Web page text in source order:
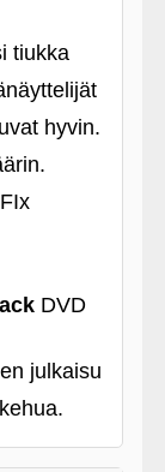
tiukka
hyvin.
DVD
julkaisu